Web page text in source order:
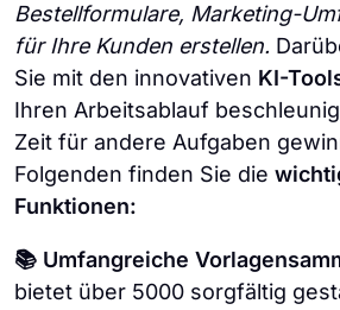
Bestellformulare, Marketing-
für Ihre Kunden erstellen.
Sie mit den innovativen KI-
Ihren Arbeitsablauf
Zeit für andere Aufgaben
Folgenden finden Sie die
Funktionen:
📚 Umfangreiche
bietet über 5000 sorgfältig